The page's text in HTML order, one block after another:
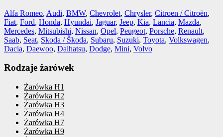
Alfa Romeo, Audi, BMW, Chevrolet, Chrysler, Citroen / Citroën,
Fiat, Ford, Honda, Hyundai, Jaguar, Jeep, Kia, Lancia, Mazda,
Mercedes, Mitsubishi, Nissan, Opel, Peugeot, Porsche, Renault,
Saab, Seat, Skoda / Škoda, Subaru, Suzuki, Toyota, Volkswagen,
Dacia, Daewoo, Daihatsu, Dodge, Mini, Volvo
Rodzaje żarówek
Żarówka H1
Żarówka H2
Żarówka H3
Żarówka H4
Żarówka H7
Żarówka H9